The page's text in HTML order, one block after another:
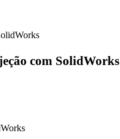
com SolidWorks